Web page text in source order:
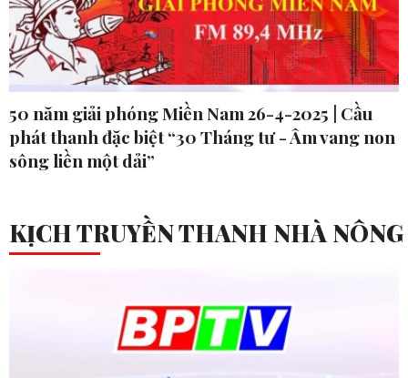
50 năm giải phóng Miền Nam 26-4-2025 | Cầu
phát thanh đặc biệt “30 Tháng tư - Âm vang non
sông liền một dải”
KỊCH TRUYỀN THANH NHÀ NÔNG